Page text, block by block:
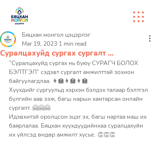
Суралцахуйд сургах сургалт ...
Бяцхан монгол цэцэрлэг
Mar 19, 2023 1 min read
”Суралцахуйд сургах нь буюу СУРАГЧ БОЛОХ
БЭЛТГЭЛ” сэдэвт сургалт амжилттай зохион
байгуулагдлаа. 👩‍🏫👩‍🏫👩‍🏫
Хүүхдийг сургуульд хэрхэн бэлдэх талаар бэлтгэл
бүлгийн аав ээж, багш нарын хамтарсан онлайн
сургалт. 🤗🤗🤗
Идэвхитэй оролцсон эцэг эх, багш нартаа маш их
баярлалаа. Бяцхан хүүхдүүдийнхаа суралцахуйн
их үйлсэд өндөр амжилт хүсье. 👏👏👏